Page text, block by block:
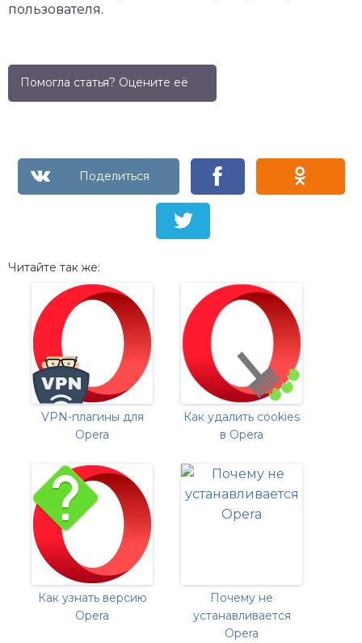
пользователя.
Помогла статья? Оцените её
Читайте так же:
VPN-плагины для
Opera
Как удалить cookies
в Opera
Как узнать версию
Opera
Почему не
устанавливается
Opera